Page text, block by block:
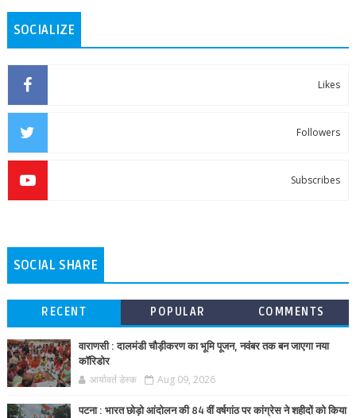
SOCIALIZE
Likes
Followers
Subscribes
SOCIAL SHARE
RECENT POPULAR COMMENTS
वाराणसी : दालमंडी चौड़ीकरण का भूमि पूजन, नवंबर तक बन जाएगा नया
कॉरिडोर
आर्यावर्त डेस्क Aug 09, 2026
पटना : भारत छोड़ो आंदोलन की 84 वीं वर्षगांठ पर कांग्रेस ने शहीदों को किया